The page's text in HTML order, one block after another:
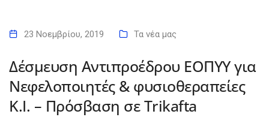
23 Νοεμβρίου, 2019 Τα νέα μας
Δέσμευση Αντιπροέδρου ΕΟΠΥΥ για
Νεφελοποιητές & φυσιοθεραπείες
Κ.Ι. – Πρόσβαση σε Trikafta